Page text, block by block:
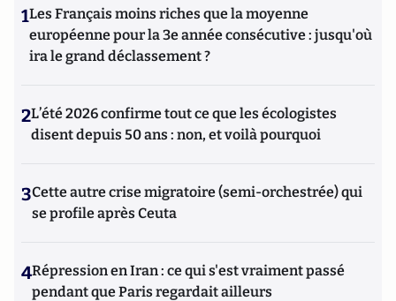
1Les Français moins riches que la moyenne
européenne pour la 3e année consécutive : jusqu'où
ira le grand déclassement ?
2L’été 2026 confirme tout ce que les écologistes
disent depuis 50 ans : non, et voilà pourquoi
3Cette autre crise migratoire (semi-orchestrée) qui
se profile après Ceuta
4Répression en Iran : ce qui s'est vraiment passé
pendant que Paris regardait ailleurs